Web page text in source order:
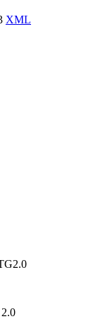
XML